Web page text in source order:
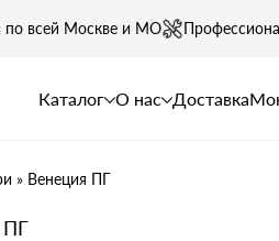
по всей Москве и МО
Каталог О нас Доставка
» Венеция ПГ
ПГ